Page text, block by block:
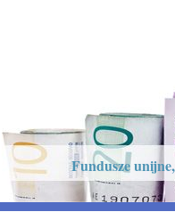
Fundusze